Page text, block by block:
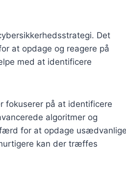
Det
at opdage og reagere på
med at identificere
fokuserer på at identificere
algoritmer og
for at opdage usædvanlige
kan der træffes